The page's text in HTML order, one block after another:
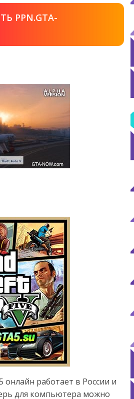
PPN.GTA-
онлайн работает в России и
для компьютера можно